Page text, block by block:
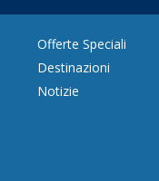
Offerte Speciali
Destinazioni
Notizie